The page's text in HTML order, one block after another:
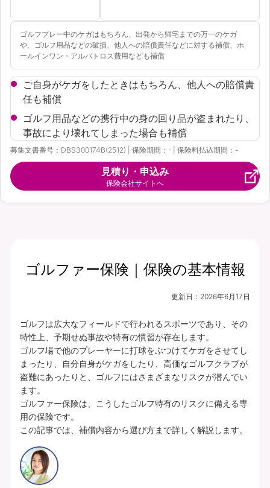
ゴルフプレー中のケガはもちろん、出発から帰宅までの万一のケガ
や、ゴルフ用品などの破損、他人への賠償責任などに対する補償、ホ
ールインワン・アルバトロス費用なども補償
ご自身がケガをしたときはもちろん、他人への賠償責
任も補償
ゴルフ用品などの携行中の身の回り品が盗まれたり、
事故により壊れてしまった場合も補償
募集文書番号：DBS300174B(2512) | 保険期間：- | 保険料払込期間：-
見積り・申込み
保険会社サイトへ
ゴルファー保険｜保険の基本情報
更新日： 2026年6月17日
ゴルフは広大なフィールドで行われるスポーツであり、その
特性上、予期せぬ事故や特有の慣習が存在します。
ゴルフ場で他のプレーヤーに打球をぶつけてケガをさせてし
まったり、自分自身がケガをしたり、高価なゴルフクラブが
盗難にあったりと、ゴルフにはさまざまなリスクが潜んでい
ます。
ゴルファー保険は、こうしたゴルフ特有のリスクに備える専
用の保険です。
この記事では、補償内容から選び方まで詳しく解説します。